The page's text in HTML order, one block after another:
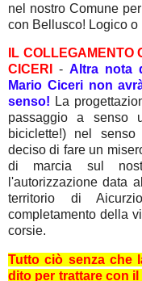
nel nostro Comune
con Bellusco! Logico o
IL
CICERI
-Altra nota
Mario Ciceri non
senso! La
passaggio a senso
biciclette!) nel
deciso di fare un
di marcia sul
l'autorizzazione data
territorio di
completamento della
corsie.
Tutto ciò senza che
dito per trattare con